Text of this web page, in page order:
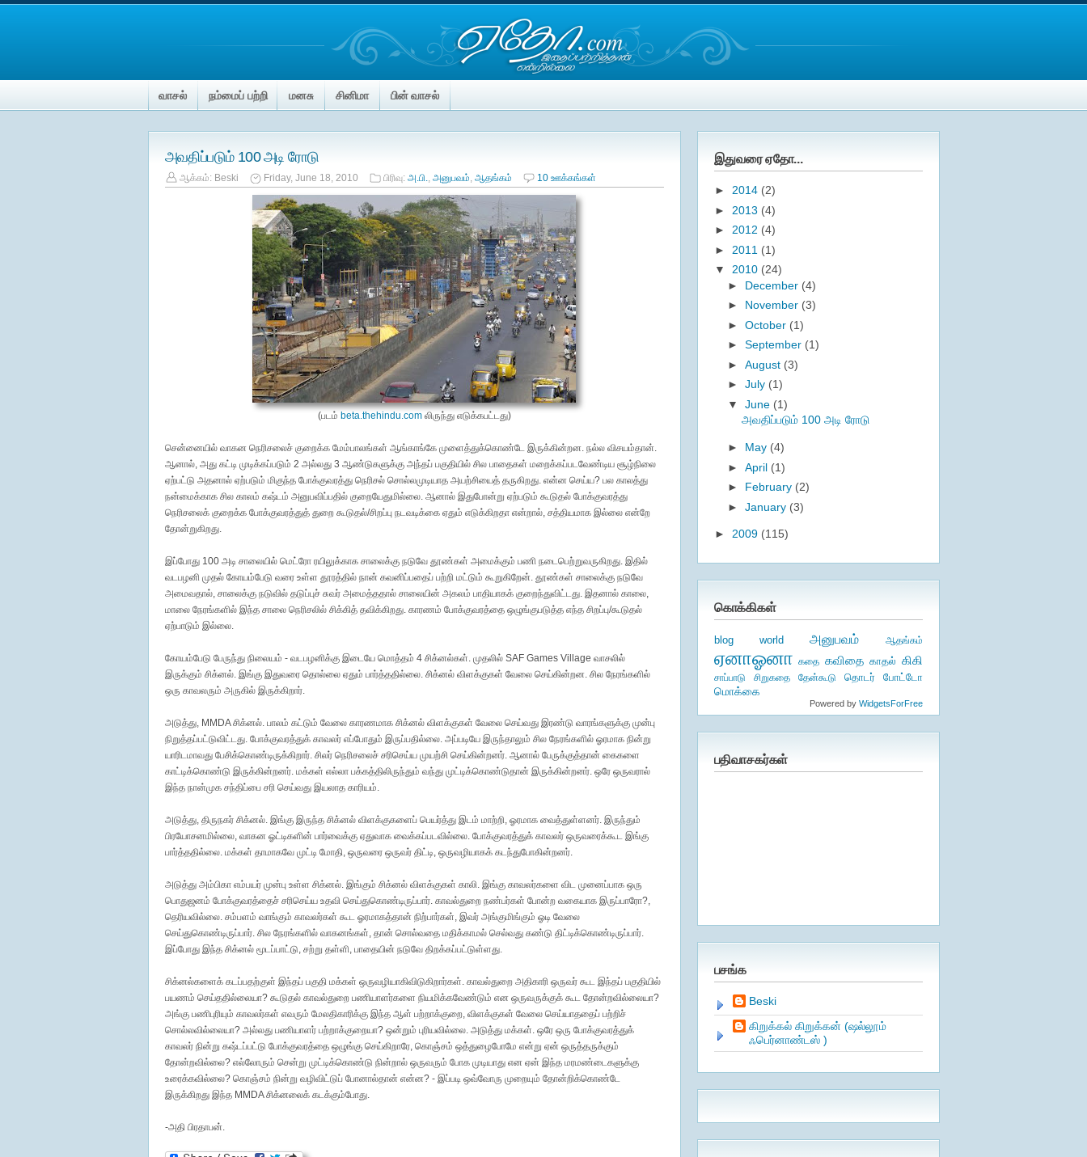
வாசல் நம்மைப் பற்றி மனசு சினிமா பின் வாசல்
அவதிப்படும் 100 அடி ரோடு
ஆக்கம்: Beski Friday, June 18, 2010 பிரிவு: அ.பி., அனுபவம், ஆதங்கம் 10 ஊக்கங்கள்
(படம் beta.thehindu.comலிருந்து எடுக்கபட்டது)
சென்னையில் வாகன நெரிசலைச் குறைக்க மேம்பாலங்கள் ஆங்காங்கே முளைத்துக்கொண்டே இருக்கின்றன. நல்ல விசயம்தான்.
ஆனால், அது கட்டி முடிக்கப்படும் 2 அல்லது 3 ஆண்டுகளுக்கு அந்தப் பகுதியில் சில பாதைகள் மறைக்கப்படவேண்டிய சூழ்நிலை
ஏற்பட்டு அதனால் ஏற்படும் மிகுந்த போக்குவரத்து நெரிசல் சொல்லமுடியாத அயற்சியைத் தருகிறது. என்ன செய்ய? பல காலத்து
நன்மைக்காக சில காலம் கஷ்டம் அனுபவிப்பதில் குறையேதுமில்லை. ஆனால் இதுபோன்று ஏற்படும் கூடுதல் போக்குவரத்து
நெரிசலைக் குறைக்க போக்குவரத்துத் துறை கூடுதல்/சிறப்பு நடவடிக்கை ஏதும் எடுக்கிறதா என்றால், சத்தியமாக இல்லை என்றே
தோன்றுகிறது.
இப்போது 100 அடி சாலையில் மெட்ரோ ரயிலுக்காக சாலைக்கு நடுவே தூண்கள் அமைக்கும் பணி நடைபெற்றுவருகிறது. இதில்
வடபழனி முதல் கோயம்பேடு வரை உள்ள தூரத்தில் நான் கவனிப்பதைப் பற்றி மட்டும் கூறுகிறேன். தூண்கள் சாலைக்கு நடுவே
அமைவதால், சாலைக்கு நடுவில் தடுப்புச் சுவர் அமைத்ததால் சாலையின் அகலம் பாதியாகக் குறைந்துவிட்டது. இதனால் காலை,
மாலை நேரங்களில் இந்த சாலை நெரிசலில் சிக்கித் தவிக்கிறது. காரணம் போக்குவரத்தை ஒழுங்குபடுத்த எந்த சிறப்பு/கூடுதல்
ஏற்பாடும் இல்லை.
கோயம்பேடு பேருந்து நிலையம் - வடபழனிக்கு இடையே மொத்தம் 4 சிக்னல்கள். முதலில் SAF Games Village வாசலில்
இருக்கும் சிக்னல். இங்கு இதுவரை தொல்லை ஏதும் பார்த்ததில்லை. சிக்னல் விளக்குகள் வேலை செய்கின்றன. சில நேரங்களில்
ஒரு காவலரும் அருகில் இருக்கிறார்.
அடுத்து, MMDA சிக்னல். பாலம் கட்டும் வேலை காரணமாக சிக்னல் விளக்குகள் வேலை செய்வது இரண்டு வாரங்களுக்கு முன்பு
நிறுத்தப்பட்டுவிட்டது. போக்குவரத்துக் காவலர் எப்போதும் இருப்பதில்லை. அப்படியே இருந்தாலும் சில நேரங்களில் ஓரமாக நின்று
யாரிடமாவது பேசிக்கொண்டிருக்கிறார். சிலர் நெரிசலைச் சரிசெய்ய முயற்சி செய்கின்றனர். ஆனால் பேருக்குத்தான் கைகளை
காட்டிக்கொண்டு இருக்கின்றனர். மக்கள் எல்லா பக்கத்திலிருந்தும் வந்து முட்டிக்கொண்டுதான் இருக்கின்றனர். ஒரே ஒருவரால்
இந்த நான்முக சந்திப்பை சரி செய்வது இயலாத காரியம்.
அடுத்து, திருநகர் சிக்னல். இங்கு இருந்த சிக்னல் விளக்குகளைப் பெயர்த்து இடம் மாற்றி, ஓரமாக வைத்துள்ளனர். இருந்தும்
பிரயோசனமில்லை, வாகன ஓட்டிகளின் பார்வைக்கு ஏதுவாக வைக்கப்படவில்லை. போக்குவரத்துக் காவலர் ஒருவரைக்கூட இங்கு
பார்த்ததில்லை. மக்கள் தாமாகவே முட்டி மோதி, ஒருவரை ஒருவர் திட்டி, ஒருவழியாகக் கடந்துபோகின்றனர்.
அடுத்து அம்பிகா எம்பயர் முன்பு உள்ள சிக்னல். இங்கும் சிக்னல் விளக்குகள் காலி. இங்கு காவலர்களை விட முனைப்பாக ஒரு
பொதுஜனம் போக்குவரத்தைச் சரிசெய்ய உதவி செய்துகொண்டிருப்பார். காவல்துறை நண்பர்கள் போன்ற வகையாக இருப்பாரோ?,
தெரியவில்லை. சம்பளம் வாங்கும் காவலர்கள் கூட ஓரமாகத்தான் நிற்பார்கள், இவர் அங்குமிங்கும் ஓடி வேலை
செய்துகொண்டிருப்பார். சில நேரங்களில் வாகனங்கள், தான் சொல்வதை மதிக்காமல் செல்வது கண்டு திட்டிக்கொண்டிருப்பார்.
இப்போது இந்த சிக்னல் மூடப்பாட்டு, சற்று தள்ளி, பாதையின் நடுவே திறக்கப்பட்டுள்ளது.
சிக்னல்களைக் கடப்பதற்குள் இந்தப் பகுதி மக்கள் ஒருவழியாகிவிடுகிறார்கள். காவல்துறை அதிகாரி ஒருவர் கூட இந்தப் பகுதியில்
பயணம் செய்ததில்லையா? கூடுதல் காவல்துறை பணியாளர்களை நியமிக்கவேண்டும் என ஒருவருக்குக் கூட தோன்றவில்லையா?
அங்கு பணிபுரியும் காவலர்கள் எவரும் மேலதிகாரிக்கு இந்த ஆள் பற்றாக்குறை, விளக்குகள் வேலை செய்யாததைப் பற்றிச்
சொல்லவில்லையா? அல்லது பணியாளர் பற்றாக்குறையா? ஒன்றும் புரியவில்லை. அடுத்து மக்கள். ஒரே ஒரு போக்குவரத்துக்
காவலர் நின்று கஷ்டப்பட்டு போக்குவரத்தை ஒழுங்கு செய்கிறாரே, கொஞ்சம் ஒத்துழைபோமே என்று ஏன் ஒருத்தருக்கும்
தோன்றவில்லை? எல்லோரும் சென்று முட்டிக்கொண்டு நின்றால் ஒருவரும் போக முடியாது என ஏன் இந்த மரமண்டைகளுக்கு
உரைக்கவில்லை? கொஞ்சம் நின்று வழிவிட்டுப் போனால்தான் என்ன? - இப்படி ஒவ்வோரு முறையும் தோன்றிக்கொண்டே
இருக்கிறது இந்த MMDA சிக்னலைக் கடக்கும்போது.
-அதி பிரதாபன்.
இதுவரை ஏதோ...
► 2014 (2)
► 2013 (4)
► 2012 (4)
► 2011 (1)
▼ 2010 (24)
► December (4)
► November (3)
►October (1)
►September (1)
►August (3)
►July (1)
▼June (1)
அவதிப்படும் 100 அடி ரோடு
► May (4)
►April (1)
► February (2)
►January (3)
► 2009 (115)
கொக்கிகள்
blog world அனுபவம் ஆதங்கம்
ஏனாஓனா கதை கவிதை காதல் கிகி
சாப்பாடு சிறுகதை தேன்கூடு தொடர் போட்டோ
மொக்கை
Powered by WidgetsForFree
பதிவாசகர்கள்
பசங்க
Beski
கிறுக்கல் கிறுக்கன் (ஷல்லூம்
ஃபெர்னாண்டஸ் )